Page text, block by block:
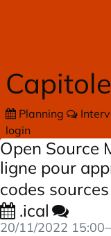
Planning
login
Open Source
ligne pour
codes
.ical
20/11/2022 15:00–